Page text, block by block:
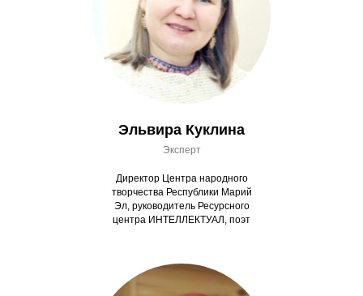
Эльвира Куклина
Эксперт
Директор Центра народного
творчества Республики Марий
Эл, руководитель Ресурсного
центра ИНТЕЛЛЕКТУАЛ, поэт